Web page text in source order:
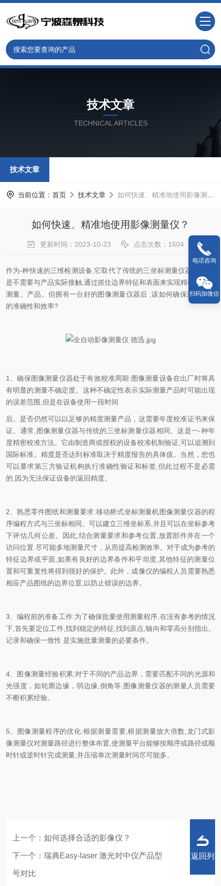
技术文章
TECHNICAL ARTICLES
技术文章
当前位置： 首页 技术文章 如何快速、精准地使用影像测量仪？
如何快速、精准地使用影像测量仪？
更新时间：2023-10-23 点击次数：1604
作为-种快速的三维检测设备,它取代了传统的三坐标测量仪器,其特点
是不需要与产品实际接触,通过抓住边界特征和表面来实现精确的几何
测量。产品。但拥有一台好的图像测量仪器后 ,该如何确保测量产品
的准确性和效率?
1、确保图像测量仪器处于有效校准周期:图像测量设备在出厂时将具
有明显的测量不确定度。这种不确定性表示实际测量产品时可能出现
的误差范围,但是在设备使用一段时间
后。是否仍然可以以足够的精度测量产品，这需要年度校准证书来保
证。通常,图像测量仪器与传统的三坐标测量仪器相同。这是一-种年
度精密校准方法。它由制造商或授权的设备校准机制验证,可以追溯到
国际标准。精度是否达到标准取决于精度报告的具体值。当然，您也
可以要求第三方验证机构执行准确性验证和标签,但此过程不是必需
的,因为无法保证设备的返回精度。
2、熟悉零件图纸和测量要求:移动桥式坐标测量机图像测量仪器的程
序编程方式与三坐标相同。可以建立三维坐标系,并且可以在坐标参考
下评估几何公差。因此,结合测量要求和参考位置,放置部件并在一个
访问位置 尽可能多地测量尺寸，从而提高检测效率。对于成为参考的
特征边界或平面,如果有良好的边界条件和平坦度,其他特征的测量位
置和可重复性将得到很好的保护。此外，成像仪的编程人员需要熟悉
相应产品图纸的边界位置,以防止错误的边界。
3、编程前的准备工作:为了确保批量使用测量程序,在没有参考的情况
下,首先要定位工件,找到稳定的特征,找到原点,轴向和零高分别指出。
记录和确保一致性 是实施批量测量的必要条件。
4、图像测量经验积累:对于不同的产品边界，需要匹配不同的光源和
光强度，如轮廓边缘，弱边缘,倒角等,图像测量仪器的测量人员需要
不断积累经验。
5、图像测量程序的优化:根据测量需要,根据测量放大倍数,龙门式影
像测量仪对测量路径进行整体布置,使测量平台能够按顺序或路径或顺
时针或逆时针完成测量,并压缩单次测量时间尽可能多。
上一个： 如何选择合适的影像仪？
下一个： 瑞典Easy-laser 激光对中仪产品型
号对比
返回列
电话咨询
扫码加微信